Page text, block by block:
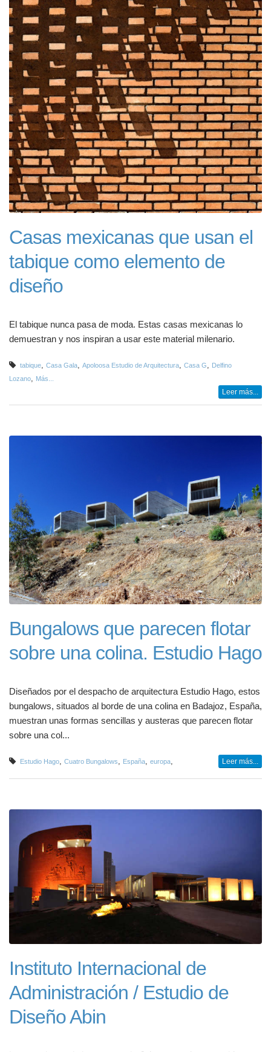
Casas mexicanas que usan el
tabique como elemento de
diseño
El tabique nunca pasa de moda. Estas casas mexicanas lo
demuestran y nos inspiran a usar este material milenario.
tabique, Casa Gala, Apoloosa Estudio de Arquitectura, Casa G, Delfino
Lozano, Más...
Leer más...
Bungalows que parecen flotar
sobre una colina. Estudio Hago
Diseñados por el despacho de arquitectura Estudio Hago, estos
bungalows, situados al borde de una colina en Badajoz, España,
muestran unas formas sencillas y austeras que parecen flotar
sobre una col...
Estudio Hago, Cuatro Bungalows, España, europa, Leer más...
Instituto Internacional de
Administración / Estudio de
Diseño Abin